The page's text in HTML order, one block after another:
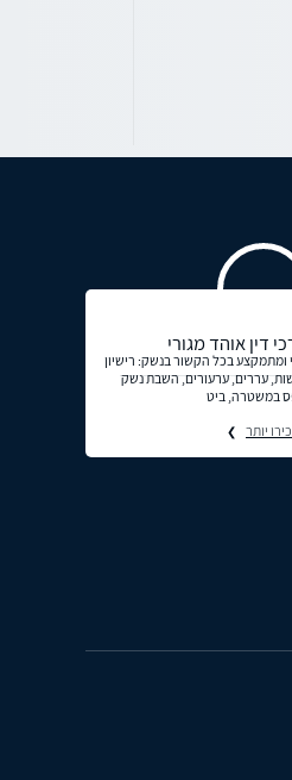
דין אוהד מגורי
ומתמקצע בכל הקשור בנשק: רישיון
עררים, ערעורים, השבת נשק
במשטרה, ביט
יותר